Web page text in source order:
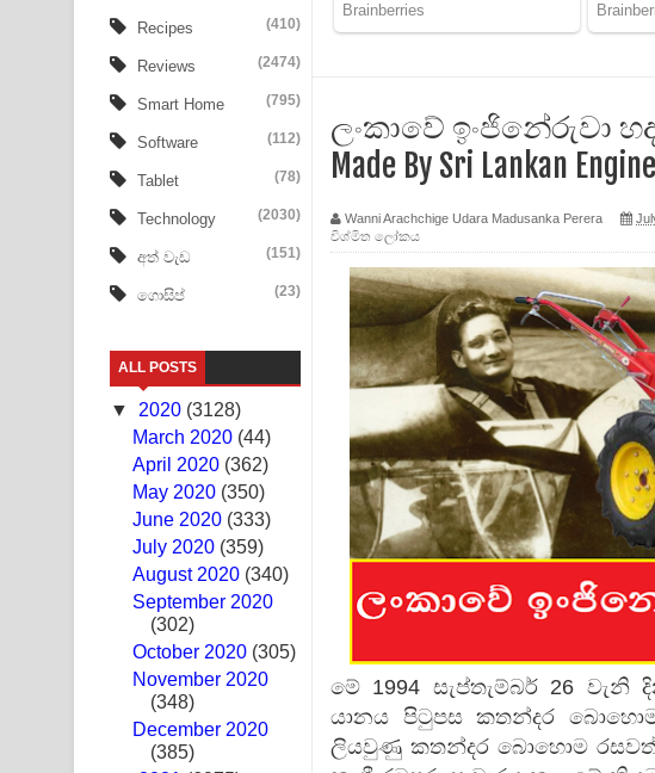
Ala purannata Song Lyrics - ආල පුරන්නට ගීතයේ පද පෙළ
FEVER DREAM Lyrics - Alex Warren
Apa Hamuwee Song Lyrics - අප හමුවී ගීතයේ පද පෙළ
PATHINIYE Song Lyrics - පතිනියනේ ගීතයේ පද පෙළ
Sorry Sir Song Lyrics - සොරි සර් ගීතයේ පද පෙළ
Mathaka Aluthin Liyanna Song Lyrics - මතක අලුතින් ලියන්න ගීතයේ
Sandak Awith Song Lyrics - සඳක් ඇවිත් ගීතයේ පද පෙළ
Swetha Sande Song Lyrics - ශ්වේත සඳේ ගීතයේ පද පෙළ
Ma Igili Giya Lyrics - මා ඉගිලී ගියා ගීතයේ පද පෙළ
Ras Balan Song Lyrics - රැස් බලන් ගීතයේ පද පෙළ
Hoda sihiyen Song Lyrics - හොද සිහියෙන් ගීතයේ පද පෙළ
Awanken Song Lyrics - අවංකෙන් ගීතයේ පද පෙළ
Pa Sina Song Lyrics - පෑ සිනා ගීතයේ පද පෙළ
Recipes (410)
Reviews (2474)
Smart Home (795)
Software (112)
Tablet (78)
Technology (2030)
අත් වැඩ (151)
ගොසිප් (23)
ALL POSTS
▼ 2020 (3128)
March 2020 (44)
April 2020 (362)
May 2020 (350)
June 2020 (333)
July 2020 (359)
August 2020 (340)
September 2020
(302)
October 2020 (305)
November 2020
(348)
December 2020
(385)
ලංකාවේ ඉංජිනේරුවා
Made By Sri Lankan
Wanni Arachchige Udara Madusanka Perera
විශ්මිත ලෝකය
මේ 1994 සැප්තැම්බර් 26
යානය පිටුපස කතන්දර
ලියවුණු කතන්දර බොහොම රසවත්